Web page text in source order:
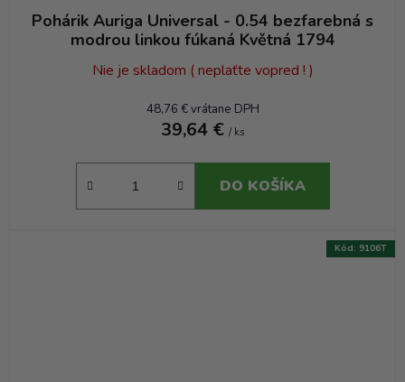
Pohárik Auriga Universal - 0.54 bezfarebná s
modrou linkou fúkaná Květná 1794
Nie je skladom ( neplaťte vopred ! )
48,76 € vrátane DPH
39,64 € / ks
DO KOŠÍKA
Kód: 9106T